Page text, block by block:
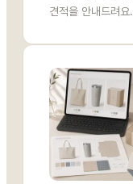
견적을 안내드려요.